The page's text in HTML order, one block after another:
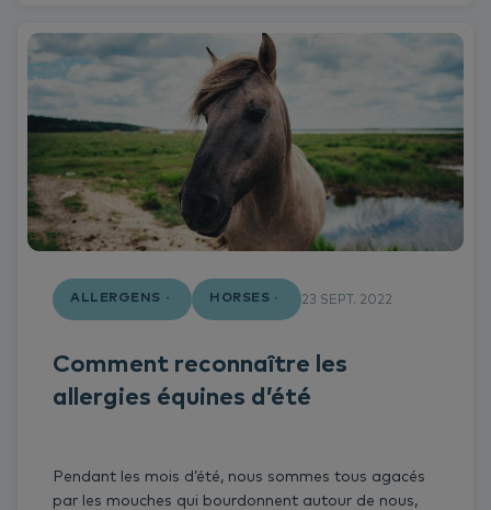
ALLERGENS HORSES 23 SEPT. 2022
Comment reconnaître les
allergies équines d’été
Pendant les mois d’été, nous sommes tous agacés
par les mouches qui bourdonnent autour de nous,